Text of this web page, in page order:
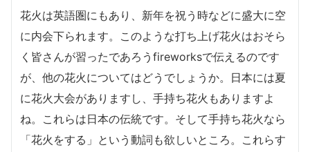
花火は英語圏にもあり、新年を祝う時などに盛大に空
に内会下られます。このような打ち上げ花火はおそら
く皆さんが習ったであろうfireworksで伝えるのです
が、他の花火についてはどうでしょうか。日本には夏
に花火大会がありますし、手持ち花火もありますよ
ね。これらは日本の伝統です。そして手持ち花火なら
「花火をする」という動詞も欲しいところ。これらす